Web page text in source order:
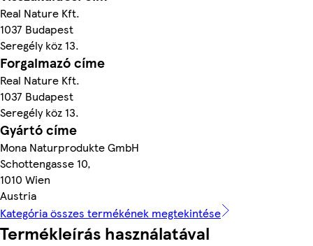
Real Nature Kft.
1037 Budapest
Seregély köz 13.
Forgalmazó címe
Real Nature Kft.
1037 Budapest
Seregély köz 13.
Gyártó címe
Mona Naturprodukte GmbH
Schottengasse 10,
1010 Wien
Austria
Kategória összes termékének megtekintése
Termékleírás használatával